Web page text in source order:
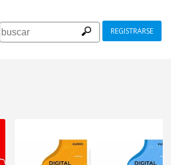
REGISTRARSE